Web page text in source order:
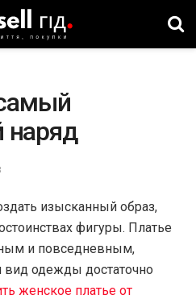
наряд
изысканный образ,
фигуры. Платье
и повседневным,
вид одежды достаточно
женское платье от